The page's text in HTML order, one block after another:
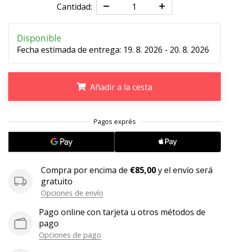
¿Te
queremos
nuestro
Mostrar
todos
artículos
Cantidad:
Disponible
Fecha estimada de entrega: 19. 8. 2026 - 20. 8. 2026
Añadir a la cesta
Compra por encima de €85,00y el envío será
gratuito
Opciones de envío
Pago online con tarjeta u otros métodos de
pago
Opciones de pago